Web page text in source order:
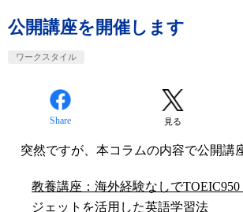
公開講座を開催します
ワークスタイル
Share 見る
突然ですが、本コラムの内容で公開講
教養講座：海外経験なしで
ジェットを活用した英語学習法